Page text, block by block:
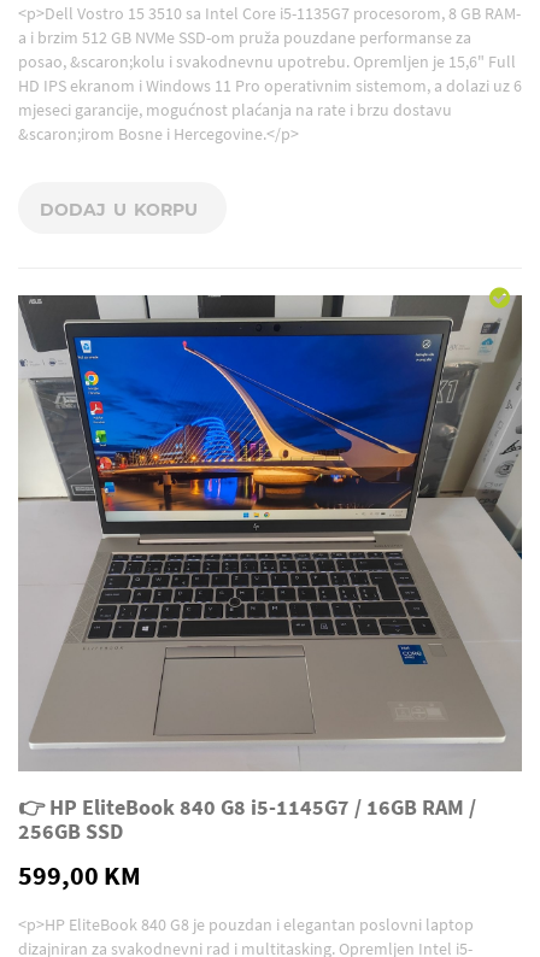
<p>Dell Vostro 15 3510 sa Intel Core i5-1135G7 procesorom, 8 GB RAM-
a i brzim 512 GB NVMe SSD-om pruža pouzdane performanse za
posao, &scaron;kolu i svakodnevnu upotrebu. Opremljen je 15,6" Full
HD IPS ekranom i Windows 11 Pro operativnim sistemom, a dolazi uz 6
mjeseci garancije, mogućnost plaćanja na rate i brzu dostavu
&scaron;irom Bosne i Hercegovine.</p>
DODAJ U KORPU
👉 HP EliteBook 840 G8 i5-1145G7 / 16GB RAM /
256GB SSD
599,00 KM
<p>HP EliteBook 840 G8 je pouzdan i elegantan poslovni laptop
dizajniran za svakodnevni rad i multitasking. Opremljen Intel i5-